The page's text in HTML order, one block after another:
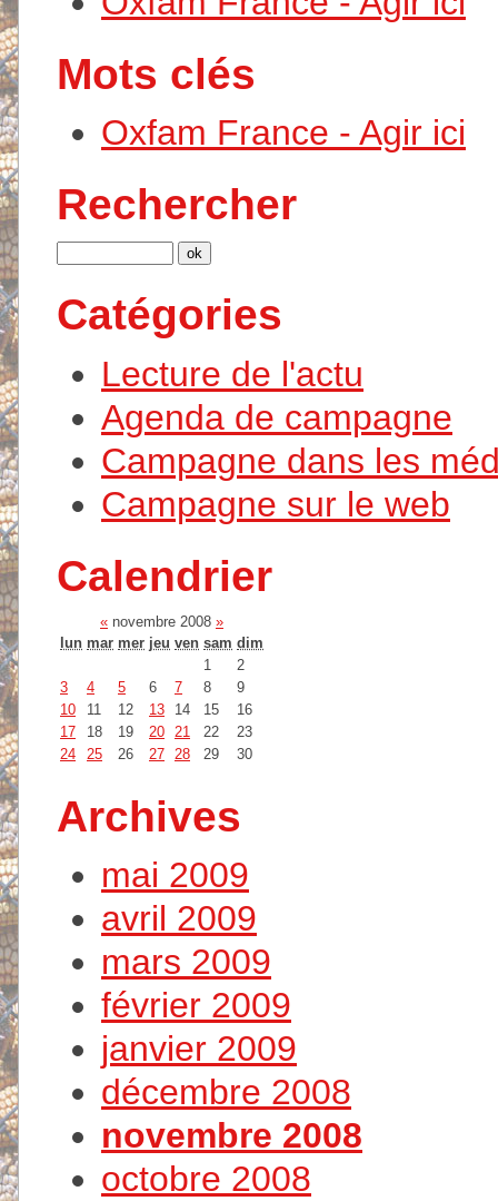
Mots clés
Oxfam France - Agir ici
Rechercher
Catégories
Lecture de l'actu
Agenda de campagne
Campagne dans les
Campagne sur le web
Calendrier
« novembre 2008 »
lun mar mer jeu ven sam dim
1
2
3
4 5 6 7 8
9
10
11 12 13 14 15
16
17
18 19 20 21 22
23
24
25 26 27 28 29 30
Archives
mai 2009
avril 2009
mars 2009
février 2009
janvier 2009
décembre 2008
novembre 2008
octobre 2008